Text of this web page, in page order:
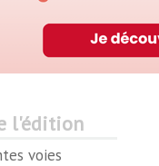
l'édition
voies